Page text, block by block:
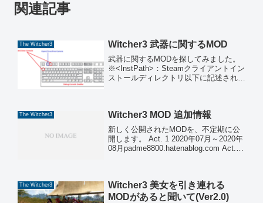
関連記事
The Witcher3 Witcher3 武器に関するMOD
武器に関するMODを探してみました。
※<InstPath>：Steamクライアントイン
ストールディレクトリ以下に記述されて
The Witcher3 Witcher3 MOD 追加情報
新しく公開されたMODを、不定期に公
開します。 Act. 1 2020年07月～2020年
08月padme8800.hatenablog.com Act.2
The Witcher3
Witcher3 美女を引き連れる
MODがあると聞いて(Ver2.0)